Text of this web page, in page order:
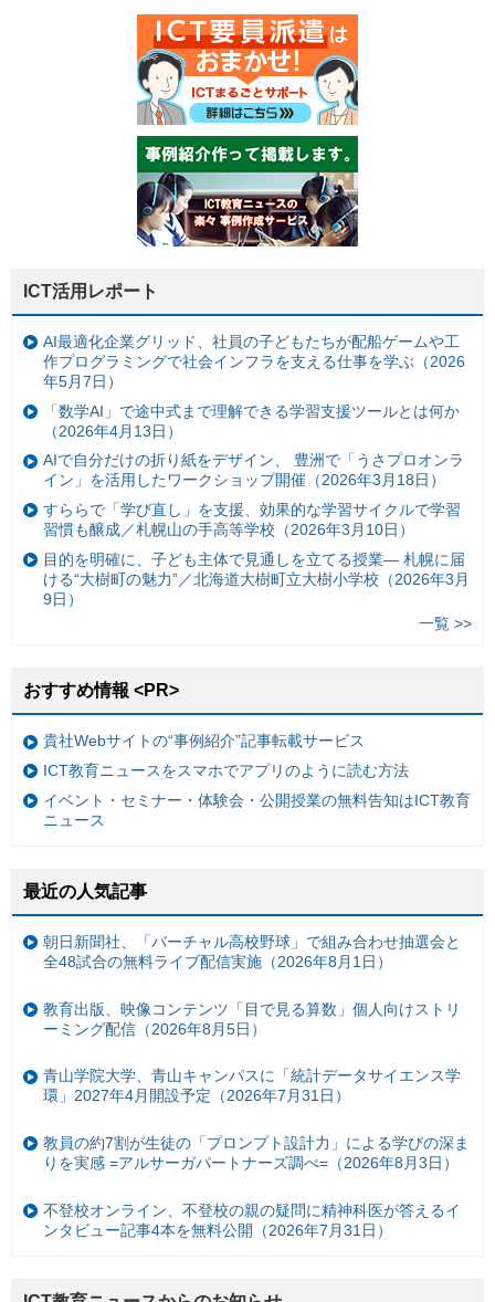
ICT活用レポート
AI最適化企業グリッド、社員の子どもたちが配船ゲームや工
作プログラミングで社会インフラを支える仕事を学ぶ（2026
年5月7日）
「数学AI」で途中式まで理解できる学習支援ツールとは何か
（2026年4月13日）
AIで自分だけの折り紙をデザイン、 豊洲で「うさプロオンラ
イン」を活用したワークショップ開催（2026年3月18日）
すららで「学び直し」を支援、効果的な学習サイクルで学習
習慣も醸成／札幌山の手高等学校（2026年3月10日）
目的を明確に、子ども主体で見通しを立てる授業— 札幌に届
ける“大樹町の魅力”／北海道大樹町立大樹小学校（2026年3月
9日）
一覧 >>
おすすめ情報 <PR>
貴社Webサイトの“事例紹介”記事転載サービス
ICT教育ニュースをスマホでアプリのように読む方法
イベント・セミナー・体験会・公開授業の無料告知はICT教育
ニュース
最近の人気記事
朝日新聞社、「バーチャル高校野球」で組み合わせ抽選会と
全48試合の無料ライブ配信実施（2026年8月1日）
教育出版、映像コンテンツ「目で見る算数」個人向けストリ
ーミング配信（2026年8月5日）
青山学院大学、青山キャンパスに「統計データサイエンス学
環」2027年4月開設予定（2026年7月31日）
教員の約7割が生徒の「プロンプト設計力」による学びの深ま
りを実感 =アルサーガパートナーズ調べ=（2026年8月3日）
不登校オンライン、不登校の親の疑問に精神科医が答えるイ
ンタビュー記事4本を無料公開（2026年7月31日）